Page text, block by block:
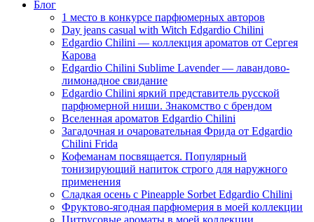
Блог
1 место в конкурсе парфюмерных авторов
Day jeans casual with Witch Edgardio Chilini
Edgardio Chilini — коллекция ароматов от Сергея
Карова
Edgardio Chilini Sublime Lavender — лавандово-
лимонадное свидание
Edgardio Chilini яркий представитель русской
парфюмерной ниши. Знакомство с брендом
Вселенная ароматов Edgardio Chilini
Загадочная и очаровательная Фрида от Edgardio
Chilini Frida
Кофеманам посвящается. Популярный
тонизирующий напиток строго для наружного
применения
Сладкая осень с Pineapple Sorbet Edgardio Chilini
Фруктово-ягодная парфюмерия в моей коллекции
​Цитрусовые ароматы в моей коллекции